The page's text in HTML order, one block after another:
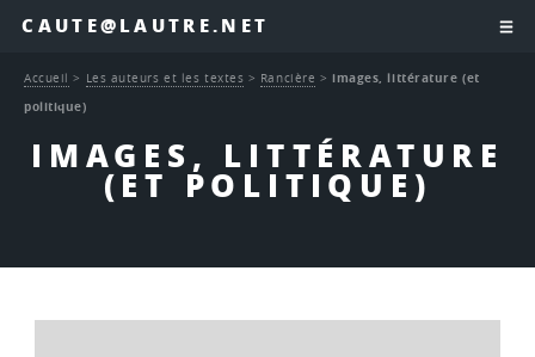
CAUTE@LAUTRE.NET
IMAGES, LITTÉRATURE
(ET POLITIQUE)
Accueil > Les auteurs et les textes > Rancière > images, littérature (et
politique)